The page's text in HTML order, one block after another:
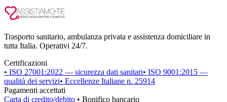
Trasporto sanitario, ambulanza privata e assistenza domiciliare in
tutta Italia. Operativi 24/7.
Certificazioni
• ISO 27001:2022 — sicurezza dati sanitari• ISO 9001:2015 —
qualità dei servizi• Eccellenze Italiane n. 25914
Pagamenti accettati
Carta di credito/debito • Bonifico bancario